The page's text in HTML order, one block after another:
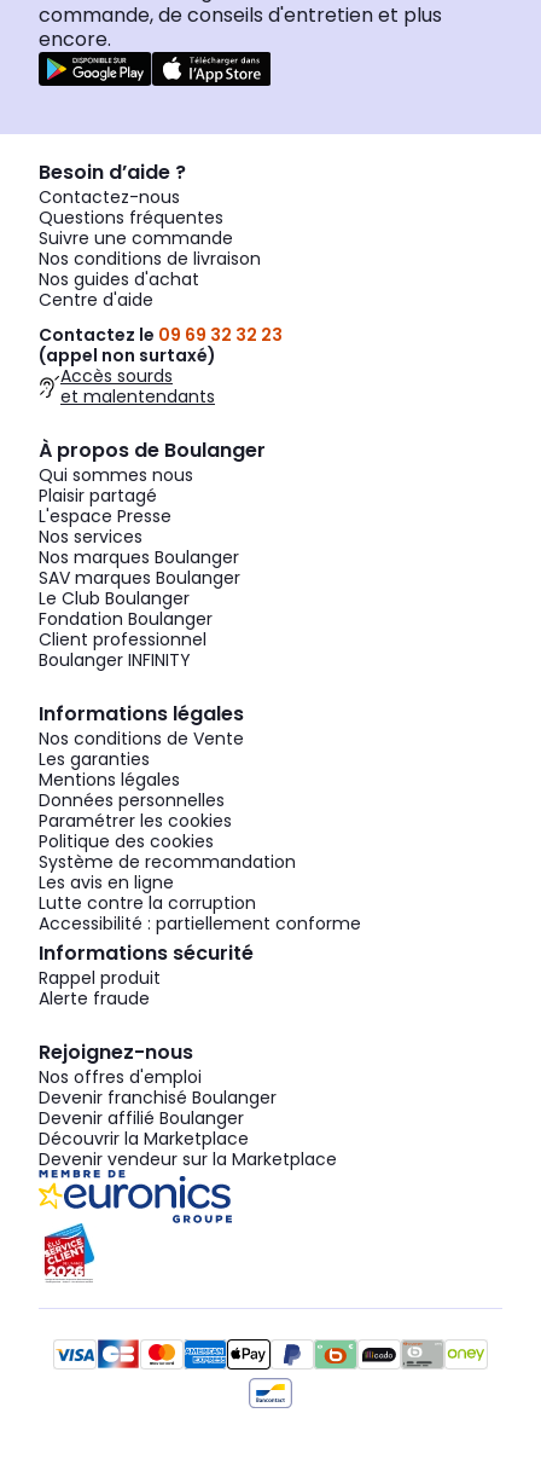
commande, de conseils d'entretien et plus
encore.
Besoin d’aide ?
Contactez-nous
Questions fréquentes
Suivre une commande
Nos conditions de livraison
Nos guides d'achat
Centre d'aide
Contactez le 09 69 32 32 23
(appel non surtaxé)
Accès sourds
et malentendants
À propos de Boulanger
Qui sommes nous
Plaisir partagé
L'espace Presse
Nos services
Nos marques Boulanger
SAV marques Boulanger
Le Club Boulanger
Fondation Boulanger
Client professionnel
Boulanger INFINITY
Informations légales
Nos conditions de Vente
Les garanties
Mentions légales
Données personnelles
Paramétrer les cookies
Politique des cookies
Système de recommandation
Les avis en ligne
Lutte contre la corruption
Accessibilité : partiellement conforme
Informations sécurité
Rappel produit
Alerte fraude
Rejoignez-nous
Nos offres d'emploi
Devenir franchisé Boulanger
Devenir affilié Boulanger
Découvrir la Marketplace
Devenir vendeur sur la Marketplace